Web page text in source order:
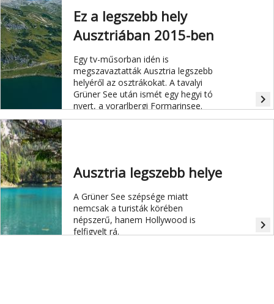
Ez a legszebb hely
Ausztriában 2015-ben
Egy tv-műsorban idén is
megszavaztatták Ausztria legszebb
helyéről az osztrákokat. A tavalyi
Grüner See után ismét egy hegyi tó
nyert, a vorarlbergi Formarinsee.
navigate_next
Ausztria legszebb helye
A Grüner See szépsége miatt
nemcsak a turisták körében
népszerű, hanem Hollywood is
felfigyelt rá.
navigate_next